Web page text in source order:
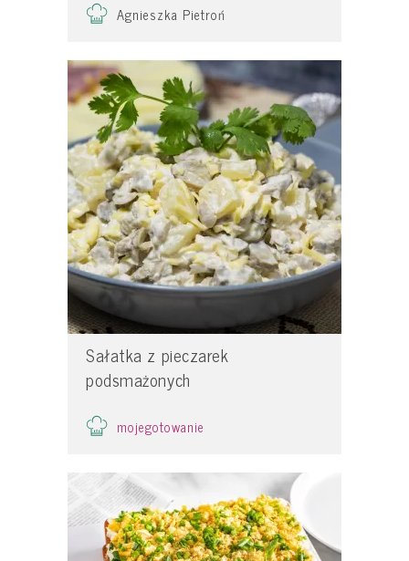
Agnieszka Pietroń
Sałatka z pieczarek
podsmażonych
mojegotowanie